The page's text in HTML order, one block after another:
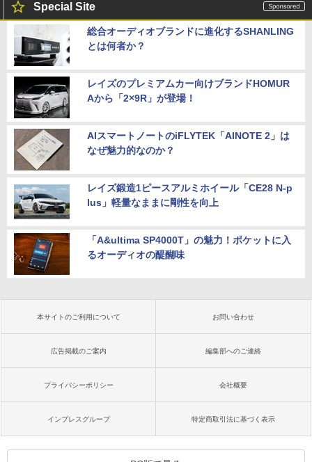
Special Site
総合オーディオブランドに進化するSHANLING
とは何者か？
レイズのプレミアムカー向けブランドHOMUR
Aから「2×9R」が登場！
AIスマートノートのiFLYTEK「AINOTE 2」は
なぜ魅力的なのか？
レイズ鍛造1ピースアルミホイール「CE28 N-p
lus」軽量なままに剛性を向上
「A&ultima SP4000T」の魅力！ポケットに入
るオーディオの醍醐味
本サイトのご利用について お問い合わせ
広告掲載のご案内 編集部へのご連絡
プライバシーポリシー 会社概要
インプレスグループ 特定商取引法に基づく表示